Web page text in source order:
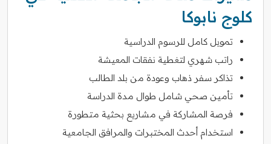
كلوج نابوكا
تمويل كامل للرسوم الدراسية
راتب شهري لتغطية نفقات المعيشة
تذاكر سفر ذهاب وعودة من بلد الطالب
تأمين صحي شامل طوال مدة الدراسة
فرصة المشاركة في مشاريع بحثية متطورة
استخدام أحدث المختبرات والمرافق الجامعية